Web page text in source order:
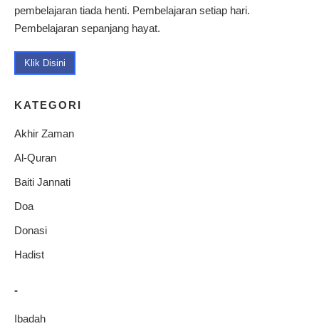
pembelajaran tiada henti. Pembelajaran setiap hari.
Pembelajaran sepanjang hayat.
Klik Disini
KATEGORI
Akhir Zaman
Al-Quran
Baiti Jannati
Doa
Donasi
Hadist
-
Ibadah